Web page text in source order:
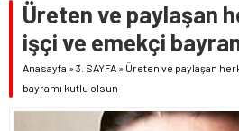
Üreten ve paylaşan
işçi ve emekçi
Anasayfa »3. SAYFA » Üreten ve paylaşan
bayramı kutlu olsun